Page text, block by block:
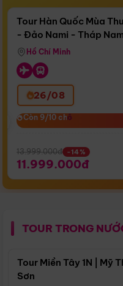
Còn17 ngày 09:52:31
Bay Sun Phuquoc
Tour Hàn Quốc Mùa
- Đảo Nami - Tháp
Airways)
Hồ Chí Minh
26/08
Còn 9/10 chỗ
Còn 9/10 chỗ
13.999.000đ -14%
11.999.000đ
TOUR TRONG
Tour Miền Tây 1N | Mỹ
Sơn